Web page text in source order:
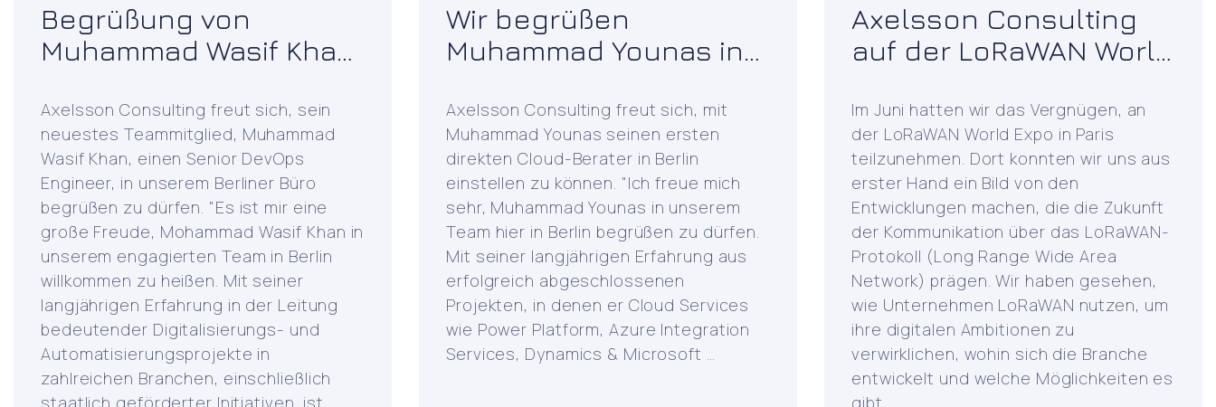
Begrüßung von
Muhammad Wasif Khan
Consulting
Axelsson Consulting freut sich, sein
neuestes Teammitglied, Muhammad
Wasif Khan, einen Senior DevOps
Engineer, in unserem Berliner Büro
begrüßen zu dürfen. "Es ist mir eine
große Freude, Mohammad Wasif Khan in
unserem engagierten Team in Berlin
willkommen zu heißen. Mit seiner
langjährigen Erfahrung in der Leitung
bedeutender Digitalisierungs- und
Automatisierungsprojekte in
zahlreichen Branchen, einschließlich
staatlich geförderter Initiativen, ist
Wir begrüßen
Muhammad Younas in
Axelsson Consulting freut sich, mit
Muhammad Younas seinen ersten
direkten Cloud-Berater in Berlin
einstellen zu können. "Ich freue mich
sehr, Muhammad Younas in unserem
Team hier in Berlin begrüßen zu dürfen.
Mit seiner langjährigen Erfahrung aus
erfolgreich abgeschlossenen
Projekten, in denen er Cloud Services
wie Power Platform, Azure Integration
Services, Dynamics & Microsoft …
Axelsson Consulting
auf der LoRaWAN World
Im Juni hatten wir das Vergnügen, an
der LoRaWAN World Expo in Paris
teilzunehmen. Dort konnten wir uns aus
erster Hand ein Bild von den
Entwicklungen machen, die die Zukunft
der Kommunikation über das LoRaWAN-
Protokoll (Long Range Wide Area
Network) prägen. Wir haben gesehen,
wie Unternehmen LoRaWAN nutzen, um
ihre digitalen Ambitionen zu
verwirklichen, wohin sich die Branche
entwickelt und welche Möglichkeiten es
gibt …